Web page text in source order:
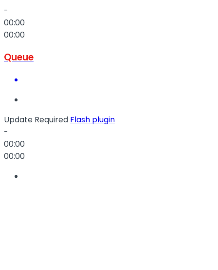
-
00:00
00:00
Queue
Update Required Flash plugin
-
00:00
00:00